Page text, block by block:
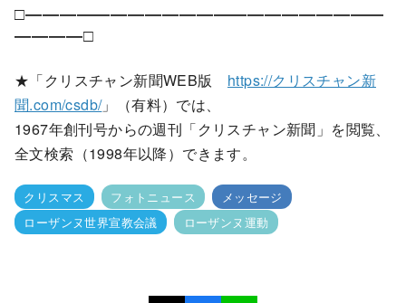
□―――――――――――――――――――――
――――□
★「クリスチャン新聞WEB版 https://クリスチャン新
聞.com/csdb/」（有料）では、
1967年創刊号からの週刊「クリスチャン新聞」を閲覧、
全文検索（1998年以降）できます。
クリスマス フォトニュース
メッセージ
ローザンヌ世界宣教会議
ローザンヌ運動